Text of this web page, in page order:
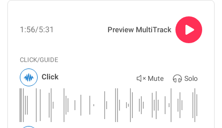
1:56/5:31 Preview MultiTrack
CLICK/GUIDE
Click Mute Solo